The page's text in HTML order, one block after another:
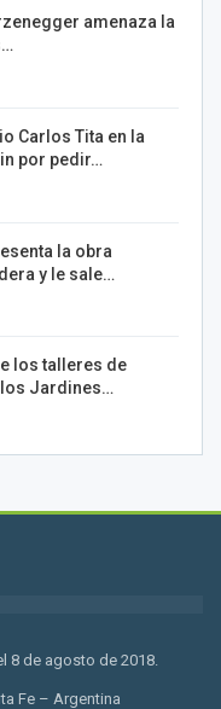
amenaza la
Carlos Tita en la
por pedir…
la obra
y le sale…
los talleres de
Jardines…
8 de agosto de 2018.
Fe – Argentina